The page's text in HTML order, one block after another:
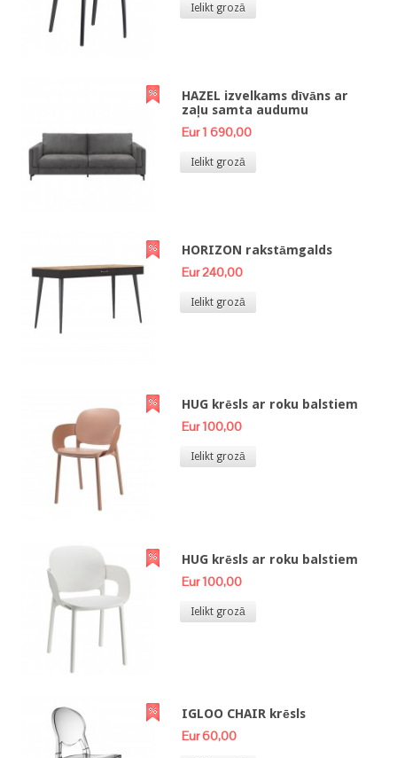
Ielikt grozā
HAZEL izvelkams dīvāns ar
zaļu samta audumu
Eur 1 690,00
Ielikt grozā
HORIZON rakstāmgalds
Eur 240,00
Ielikt grozā
HUG krēsls ar roku balstiem
Eur 100,00
Ielikt grozā
HUG krēsls ar roku balstiem
Eur 100,00
Ielikt grozā
IGLOO CHAIR krēsls
Eur 60,00